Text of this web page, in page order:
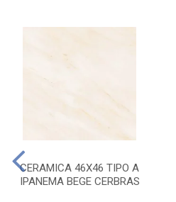
CERAMICA 46X46 TIPO A
IPANEMA BEGE CERBRAS